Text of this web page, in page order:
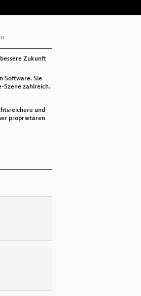
Zukunft
Software. Sie
Szene zahlreich.
und
proprietären